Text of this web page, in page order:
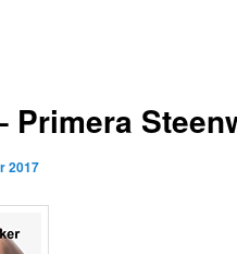
Primera
2017